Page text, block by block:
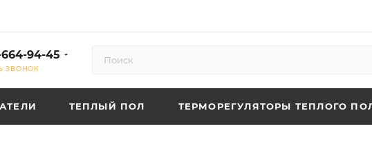
94-45
ЗВОНОК
ТЕПЛЫЙ ПОЛ ТЕРМОРЕГУЛЯТОРЫ ТЕПЛОГО